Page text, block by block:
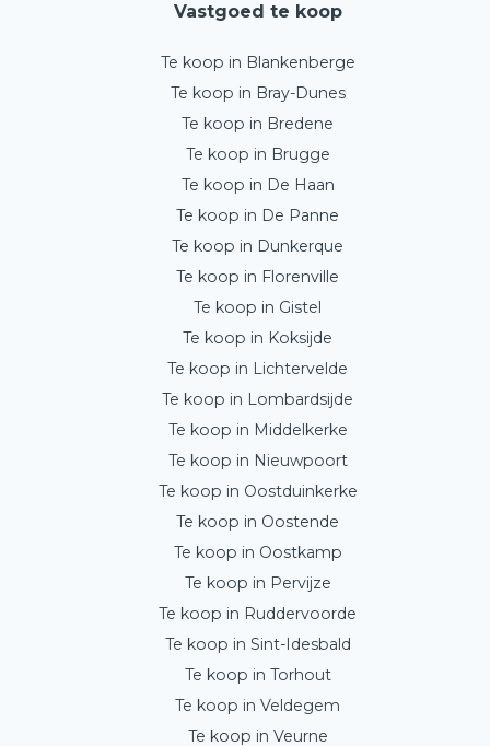
Vastgoed te koop
Te koop in Blankenberge
Te koop in Bray-Dunes
Te koop in Bredene
Te koop in Brugge
Te koop in De Haan
Te koop in De Panne
Te koop in Dunkerque
Te koop in Florenville
Te koop in Gistel
Te koop in Koksijde
Te koop in Lichtervelde
Te koop in Lombardsijde
Te koop in Middelkerke
Te koop in Nieuwpoort
Te koop in Oostduinkerke
Te koop in Oostende
Te koop in Oostkamp
Te koop in Pervijze
Te koop in Ruddervoorde
Te koop in Sint-Idesbald
Te koop in Torhout
Te koop in Veldegem
Te koop in Veurne